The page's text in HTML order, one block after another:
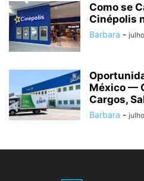
Como se
Cinépolis
Barbara -
México —
Cargos,
Barbara -